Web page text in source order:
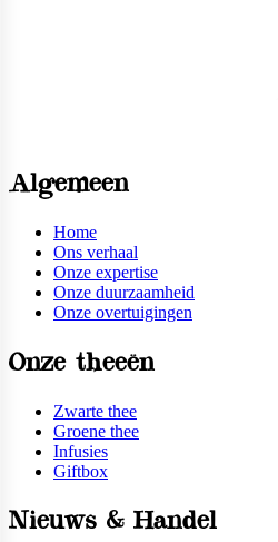
Algemeen
Home
Ons verhaal
Onze expertise
Onze duurzaamheid
Onze overtuigingen
Onze theeën
Zwarte thee
Groene thee
Infusies
Giftbox
Nieuws & Handel